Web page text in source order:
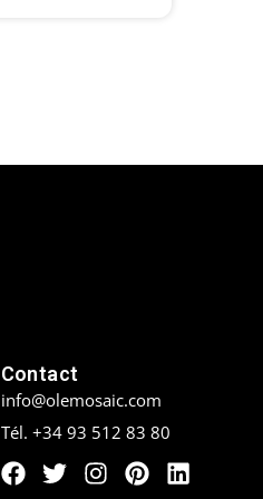
Contact
info@olemosaic.com
Tél. +34 93 512 83 80